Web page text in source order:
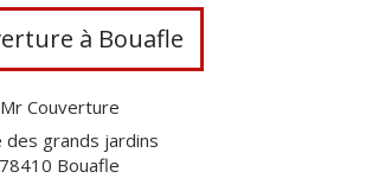
à Bouafle
Mr Couverture
des grands jardins
78410 Bouafle